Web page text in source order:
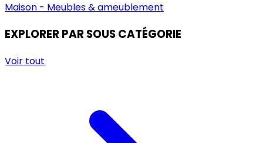
Maison - Meubles & ameublement
EXPLORER PAR SOUS CATÉGORIE
Voir tout